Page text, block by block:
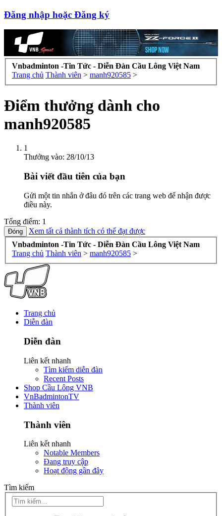
Đăng nhập hoặc Đăng ký
Vnbadminton -Tin Tức - Diễn Đàn Cầu Lông Việt Nam
Trang chủ Thành viên > manh920585 >
Điểm thưởng dành cho
manh920585
1
Thưởng vào: 28/10/13
Bài viết đầu tiên của bạn
Gửi một tin nhắn ở đâu đó trên các trang web để nhận được
điều này.
Tổng điểm: 1
Xem tất cả thành tích có thể đạt được
Vnbadminton -Tin Tức - Diễn Đàn Cầu Lông Việt Nam
Trang chủ Thành viên > manh920585 >
Trang chủ
Diễn đàn
Diễn đàn
Liên kết nhanh
Tìm kiếm diễn đàn
Recent Posts
Shop Cầu Lông VNB
VnBadmintonTV
Thành viên
Thành viên
Liên kết nhanh
Notable Members
Đang truy cập
Hoạt động gần đây
Tìm kiếm